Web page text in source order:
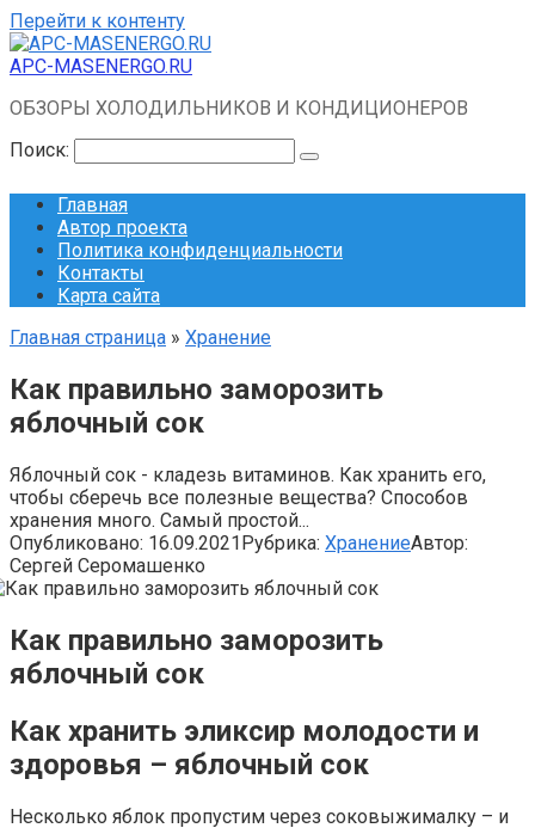
Перейти к контенту
APC-MASENERGO.RU
ОБЗОРЫ ХОЛОДИЛЬНИКОВ И КОНДИЦИОНЕРОВ
Поиск:
Главная
Автор проекта
Политика конфиденциальности
Контакты
Карта сайта
Главная страница » Хранение
Как правильно заморозить
яблочный сок
Яблочный сок - кладезь витаминов. Как хранить его,
чтобы сберечь все полезные вещества? Способов
хранения много. Самый простой...
Опубликовано: 16.09.2021Рубрика: ХранениеАвтор:
Сергей Серомашенко
Как правильно заморозить
яблочный сок
Как хранить эликсир молодости и
здоровья – яблочный сок
Несколько яблок пропустим через соковыжималку – и